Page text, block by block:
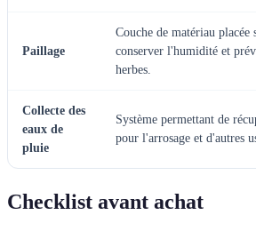
Paillage
Couche de matériau placée
conserver l'humidité et
herbes.
Collecte des
eaux de
pluie
Système permettant de
pour l'arrosage et d'autres
Checklist avant achat